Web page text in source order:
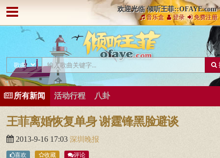
欢迎光临 倾听王菲::OFAYE.com
音乐盒 登录 免费注册
所有新闻 活动行程 八卦
王菲离婚恢复单身 谢霆锋黑脸避谈
2013-9-16 17:03 深圳晚报
喜欢 收藏 评论